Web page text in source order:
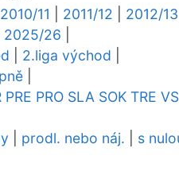
2010/11 2011/12 2012/13
2025/26
2.liga východ
PRE PRO SLA SOK TRE
prodl. nebo náj. s